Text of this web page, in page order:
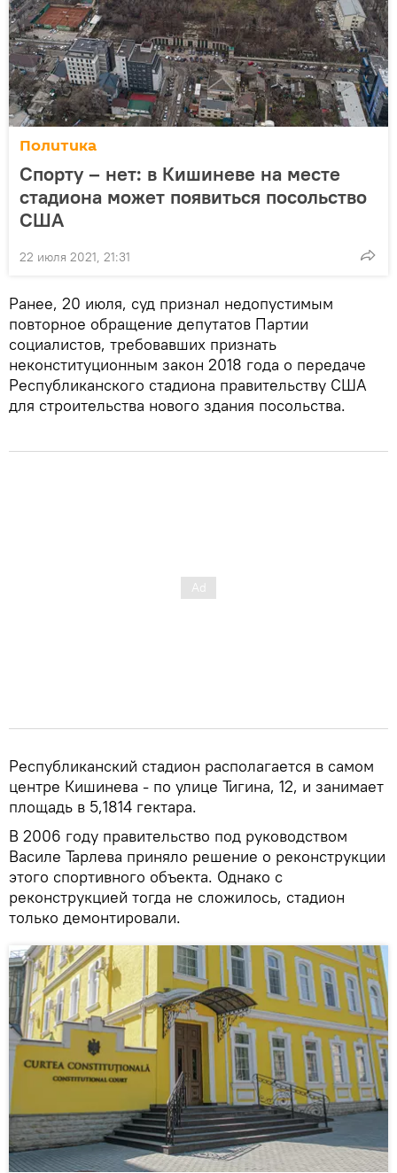
Политика
Спорту – нет: в Кишиневе на месте
стадиона может появиться посольство
США
22 июля 2021, 21:31
Ранее, 20 июля, суд признал недопустимым
повторное обращение депутатов Партии
социалистов, требовавших признать
неконституционным закон 2018 года о передаче
Республиканского стадиона правительству США
для строительства нового здания посольства.
Республиканский стадион располагается в самом
центре Кишинева - по улице Тигина, 12, и занимает
площадь в 5,1814 гектара.
В 2006 году правительство под руководством
Василе Тарлева приняло решение о реконструкции
этого спортивного объекта. Однако с
реконструкцией тогда не сложилось, стадион
только демонтировали.